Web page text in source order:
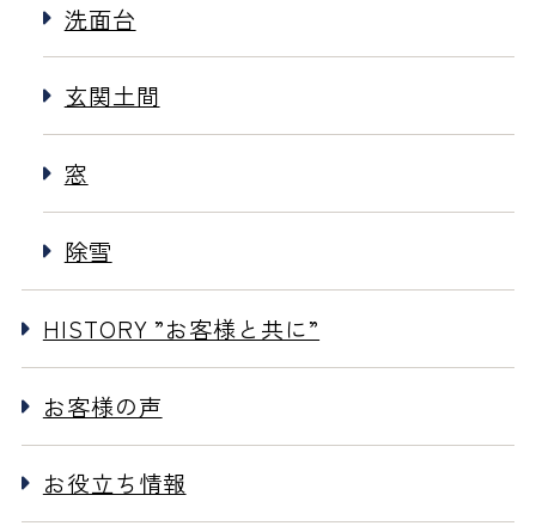
洗面台
玄関土間
窓
除雪
HISTORY ”お客様と共に”
お客様の声
お役立ち情報